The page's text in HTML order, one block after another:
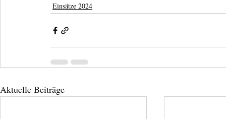
Einsätze 2024
Aktuelle Beiträge